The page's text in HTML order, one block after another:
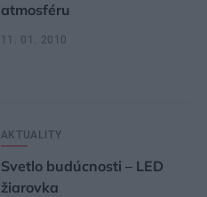
atmosféru
11. 01. 2010
AKTUALITY
Svetlo budúcnosti – LED
žiarovka